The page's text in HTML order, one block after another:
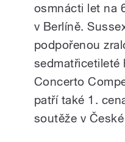
osmnácti let na
v Berlíně.
podpořenou
sedmatřicetileté
Concerto
patří také 1.
soutěže v